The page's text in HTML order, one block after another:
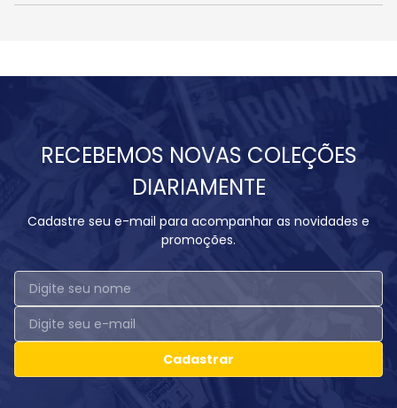
RECEBEMOS NOVAS COLEÇÕES
DIARIAMENTE
Cadastre seu e-mail para acompanhar as novidades e
promoções.
Cadastrar